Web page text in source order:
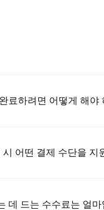
료하려면 어떻게 해야
를 찍어 KYC 인증을 완
어떤 결제 수단을 지
(OTC 거래, 맞춤형 견적
데 드는 수수료는 얼